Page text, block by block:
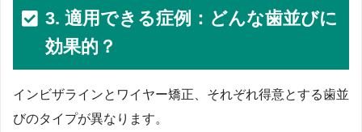
3. 適用できる症例：どんな歯並びに
効果的？
インビザラインとワイヤー矯正、それぞれ得意とする歯並
びのタイプが異なります。